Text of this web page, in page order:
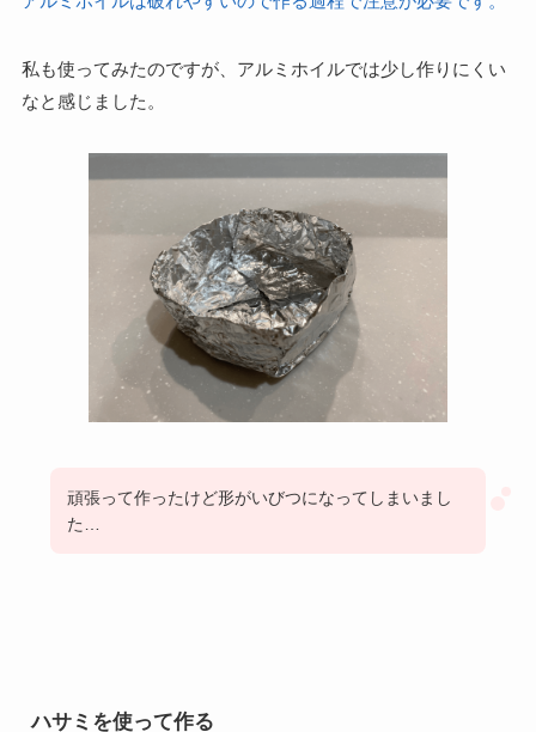
私も使ってみたのですが、アルミホイルでは少し作りにくい
なと感じました。
頑張って作ったけど形がいびつになってしまいまし
た…
ハサミを使って作る